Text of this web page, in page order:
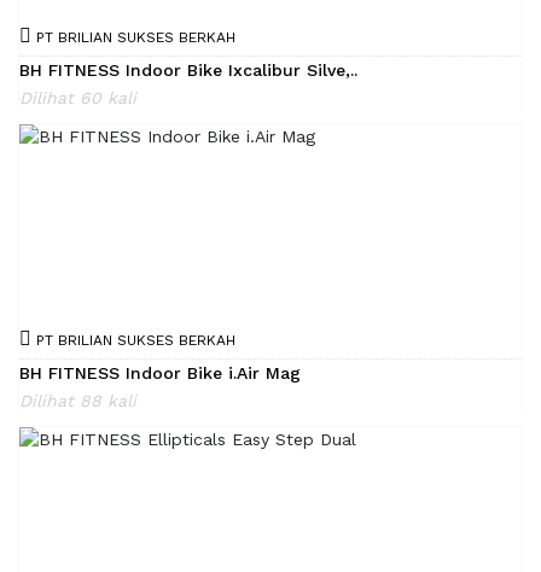
PT BRILIAN SUKSES BERKAH
BH FITNESS Indoor Bike Ixcalibur Silve,..
Dilihat 60 kali
PT BRILIAN SUKSES BERKAH
BH FITNESS Indoor Bike i.Air Mag
Dilihat 88 kali